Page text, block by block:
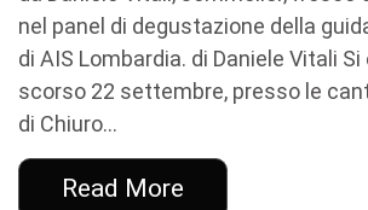
nel panel di degustazione della
di AIS Lombardia. di Daniele Vitali
scorso 22 settembre, presso le
di Chiuro...
Read More